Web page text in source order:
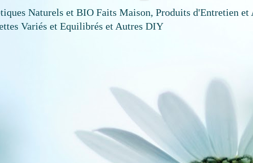
Naturels et BIO Faits Maison, Produits d'Entretien et
Variés et Equilibrés et Autres DIY